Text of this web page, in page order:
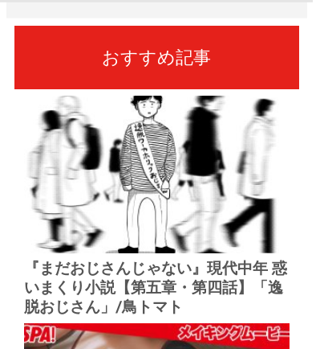
おすすめ記事
『まだおじさんじゃない』現代中年 惑
いまくり小説【第五章・第四話】「逸
脱おじさん」/鳥トマト